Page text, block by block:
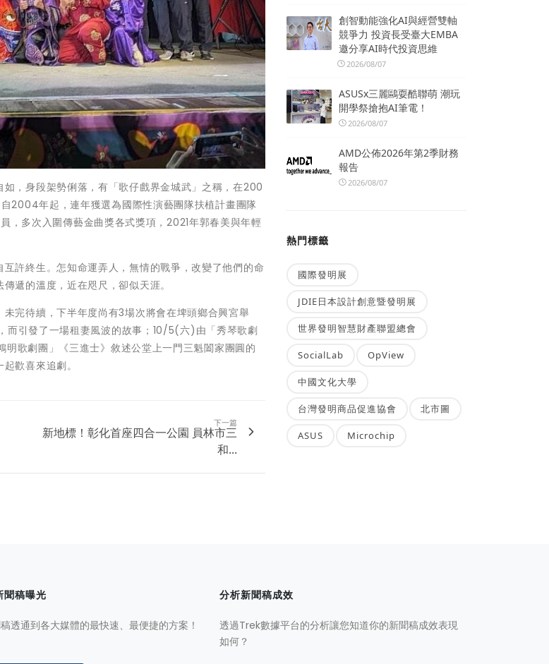
，身段架勢俐落，有「歌仔戲界金城武」之稱，在200
2004年起，連年獲選為國際性演藝團隊扶植計畫團隊
多次入圍傳藝金曲獎各式獎項，2021年郭春美與年輕
許終生。怎知命運弄人，無情的戰爭，改變了他們的命
遞的溫度，近在咫尺，卻似天涯。
完待續，下半年度尚有3場次將會在埤頭鄉合興宮舉
引發了一場租妻風波的故事；10/5(六)由「秀琴歌劇
歌劇團」《三進士》敘述公堂上一門三魁闔家團圓的
歡喜來追劇。
下一篇
新地標！彰化首座四合一公園 員林市三
和...
創智動能強化AI與經營雙軸
競爭力 投資長受臺大EMBA
邀分享AI時代投資思維
2026/08/07
ASUSx三麗鷗耍酷聯萌 潮玩
開學祭搶抱AI筆電！
2026/08/07
AMD公佈2026年第2季財務
報告
2026/08/07
熱門標籤
國際發明展
JDIE日本設計創意暨發明展
世界發明智慧財產聯盟總會
SocialLab OpView
中國文化大學
台灣發明商品促進協會 北市圖
ASUS Microchip
聞稿曝光
透通到各大媒體的最快速、最便捷的方案！
分析新聞稿成效
透過Trek數據平台的分析讓您知道你的新聞稿成效表現
如何？